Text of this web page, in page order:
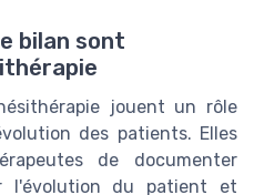
bilan sont
jouent un rôle
des patients. Elles
de documenter
l'évolution du patient et